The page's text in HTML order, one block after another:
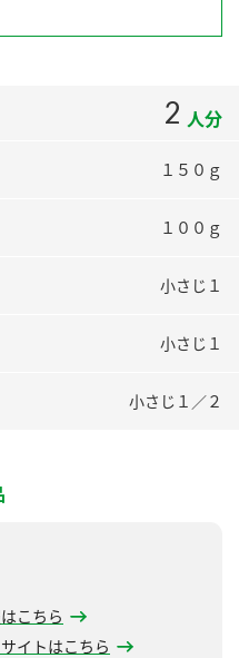
いること
酢工房」
検索
2 人分
１５０ｇ
１００ｇ
小さじ１
小さじ１
小さじ１／２
こちら
イトはこちら